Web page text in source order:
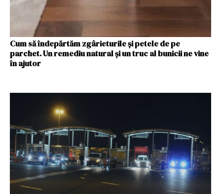
Cum să îndepărtăm zgârieturile și petele de pe
parchet. Un remediu natural și un truc al bunicii ne vine
în ajutor